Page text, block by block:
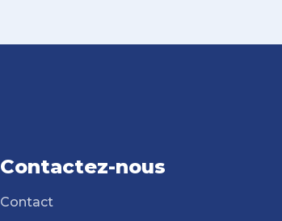
Contactez-nous
Contact